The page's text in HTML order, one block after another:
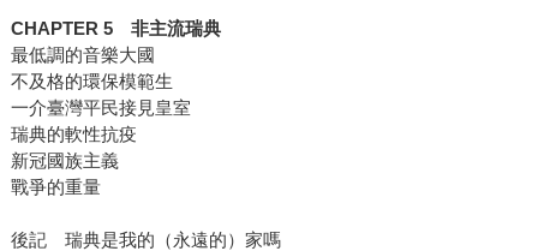
CHAPTER 5 非主流瑞典
最低調的音樂大國
不及格的環保模範生
一介臺灣平民接見皇室
瑞典的軟性抗疫
新冠國族主義
戰爭的重量
後記 瑞典是我的（永遠的）家嗎